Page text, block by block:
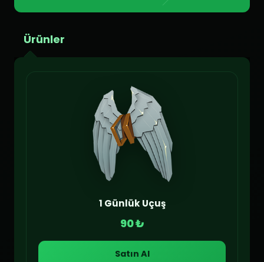
Ürünler
1 Günlük Uçuş
90 ₺
Satın Al